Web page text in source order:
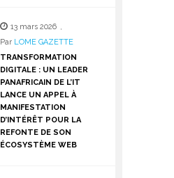
13 mars 2026 ,
Par LOME GAZETTE
TRANSFORMATION
DIGITALE : UN LEADER
PANAFRICAIN DE L’IT
LANCE UN APPEL À
MANIFESTATION
D’INTÉRÊT POUR LA
REFONTE DE SON
ÉCOSYSTÈME WEB